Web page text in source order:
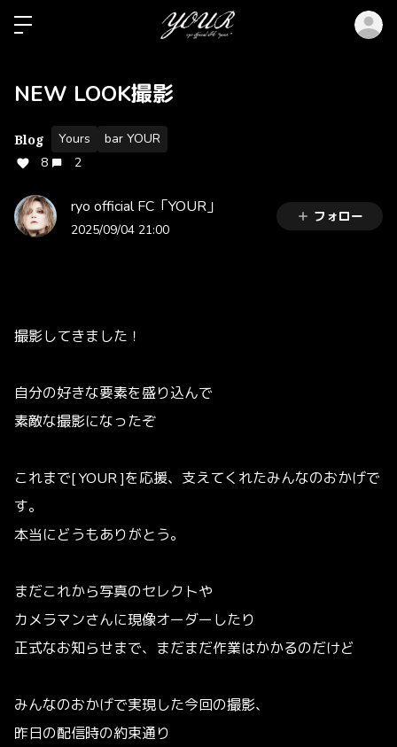
NEW LOOK撮影
Blog Yours
bar YOUR
8
2
ryo official FC「YOUR」
2025/09/04 21:00
フォロー
撮影してきました！
自分の好きな要素を盛り込んで
素敵な撮影になったぞ
これまで[ YOUR ]を応援、支えてくれたみんなのおかげで
す。
本当にどうもありがとう。
まだこれから写真のセレクトや
カメラマンさんに現像オーダーしたり
正式なお知らせまで、まだまだ作業はかかるのだけど
みんなのおかげで実現した今回の撮影、
昨日の配信時の約束通り